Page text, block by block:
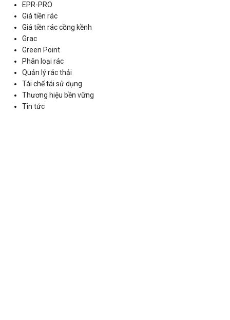
EPR-PRO
Giá tiền rác
Giá tiền rác cồng kềnh
Grac
Green Point
Phân loại rác
Quản lý rác thải
Tái chế tái sử dụng
Thương hiệu bền vững
Tin tức